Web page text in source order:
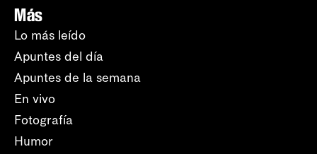
Más
Lo más leído
Apuntes del día
Apuntes de la semana
En vivo
Fotografía
Humor